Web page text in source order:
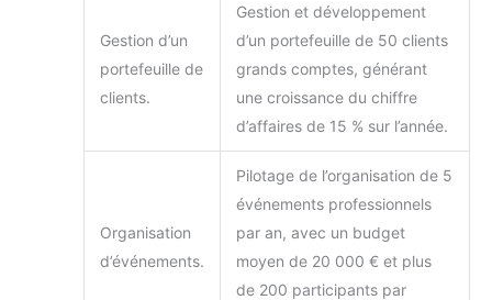
Gestion d’un
portefeuille de
clients.
Gestion et développement
d’un portefeuille de 50 clients
grands comptes, générant
une croissance du chiffre
d’affaires de 15 % sur l’année.
Organisation
d’événements.
Pilotage de l’organisation de 5
événements professionnels
par an, avec un budget
moyen de 20 000 € et plus
de 200 participants par